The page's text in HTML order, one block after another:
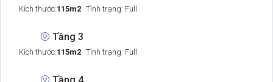
Kích thước:115m2 Tình trạng: Full
Tầng 3
Kích thước:115m2 Tình trạng: Full